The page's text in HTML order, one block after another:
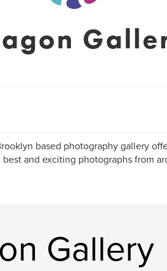
based photography gallery
and exciting photographs from
Gallery